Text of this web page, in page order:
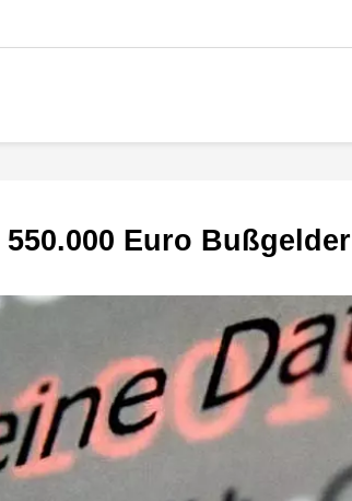
Euro Bußgelder